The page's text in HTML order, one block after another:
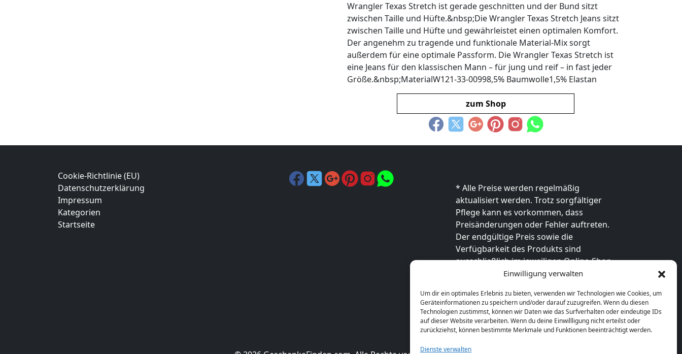
Einwilligung verwalten
Um dir ein optimales Erlebnis zu bieten, verwenden wir Technologien wie Cookies, um
Geräteinformationen zu speichern und/oder darauf zuzugreifen. Wenn du diesen
Technologien zustimmst, können wir Daten wie das Surfverhalten oder eindeutige IDs
auf dieser Website verarbeiten. Wenn du deine Einwillligung nicht erteilst oder
zurückziehst, können bestimmte Merkmale und Funktionen beeinträchtigt werden.
Dienste verwalten
Wrangler Texas Stretch ist gerade geschnitten und der Bund sitzt
zwischen Taille und Hüfte.&nbsp;Die Wrangler Texas Stretch Jeans sitzt
zwischen Taille und Hüfte und gewährleistet einen optimalen Komfort.
Der angenehm zu tragende und funktionale Material-Mix sorgt
außerdem für eine optimale Passform. Die Wrangler Texas Stretch ist
eine Jeans für den klassischen Mann – für jung und reif – in fast jeder
Größe.&nbsp;MaterialW121-33-00998,5% Baumwolle1,5% Elastan
zum Shop
Cookie-Richtlinie (EU)
Datenschutzerklärung
Impressum
Kategorien
Startseite
* Alle Preise werden regelmäßig
aktualisiert werden. Trotz sorgfältiger
Pflege kann es vorkommen, dass
Preisänderungen oder Fehler auftreten.
Der endgültige Preis sowie die
Verfügbarkeit des Produkts sind
ausschließlich im jeweiligen Online-Shop
des Anbieters verbindlich. Bitte
beim Händler.